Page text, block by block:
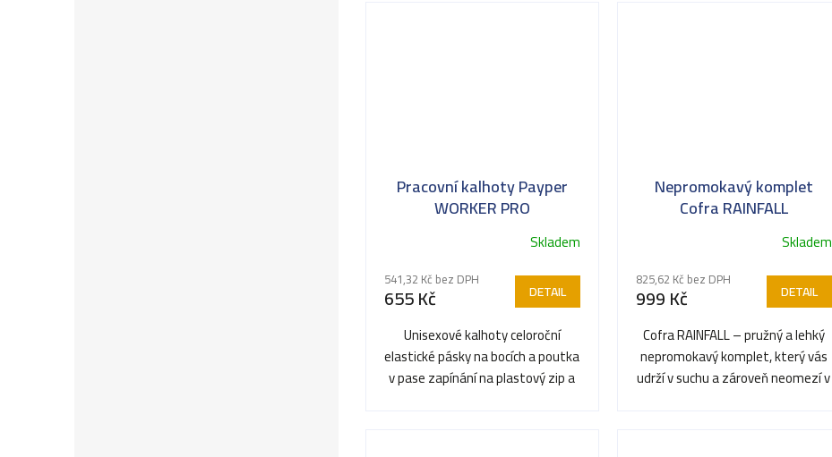
Pracovní kalhoty Payper
WORKER PRO
Skladem
541,32 Kč bez DPH
655 Kč DETAIL
Unisexové kalhoty celoroční
elastické pásky na bocích a poutka
v pase zapínání na plastový zip a
Nepromokavý komplet
Cofra RAINFALL
Skladem
825,62 Kč bez DPH
999 Kč DETAIL
Cofra RAINFALL – pružný a lehký
nepromokavý komplet, který vás
udrží v suchu a zároveň neomezí v